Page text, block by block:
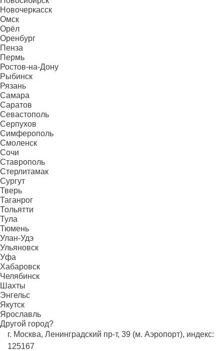
Новочеркасск
Омск
Орёл
Оренбург
Пенза
Пермь
Ростов-на-Дону
Рыбинск
Рязань
Самара
Саратов
Севастополь
Серпухов
Симферополь
Смоленск
Сочи
Ставрополь
Стерлитамак
Сургут
Тверь
Таганрог
Тольятти
Тула
Тюмень
Улан-Удэ
Ульяновск
Уфа
Хабаровск
Челябинск
Шахты
Энгельс
Якутск
Ярославль
Другой город?
г. Москва, Ленинградский пр-т, 39 (м. Аэропорт), индекс:
125167